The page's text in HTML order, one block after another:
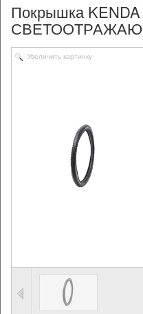
Покрышка KENDA 26"х1,95 K935 KHAN
Увеличить картинку